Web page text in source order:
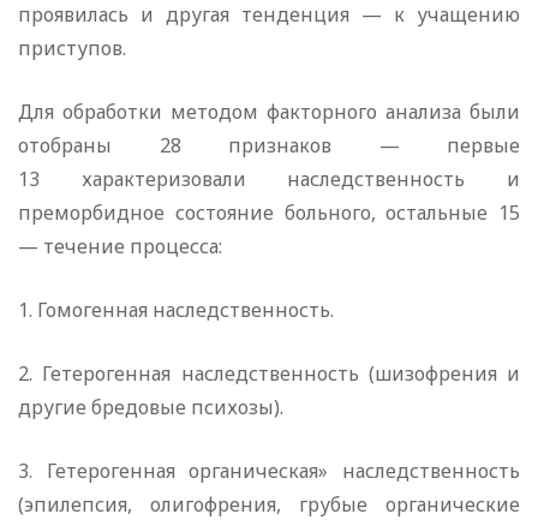
проявилась и другая тенденция — к учащению
приступов.
Для обработки методом факторного анализа были
отобраны 28 признаков — первые
13 характеризовали наследственность и
преморбидное состояние больного, остальные 15
— течение процесса:
1. Гомогенная наследственность.
2. Гетерогенная наследственность (шизофрения и
другие бредовые психозы).
3. Гетерогенная органическая» наследственность
(эпилепсия, олигофрения, грубые органические